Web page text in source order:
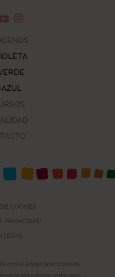
AZUL
COOKIES
PRIVACIDAD
LEGAL
con el apoyo financiero de
Internacional para